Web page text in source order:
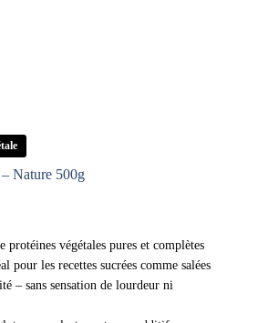
Nature 500g
protéines végétales pures et complètes
pour les recettes sucrées comme salées
– sans sensation de lourdeur ni